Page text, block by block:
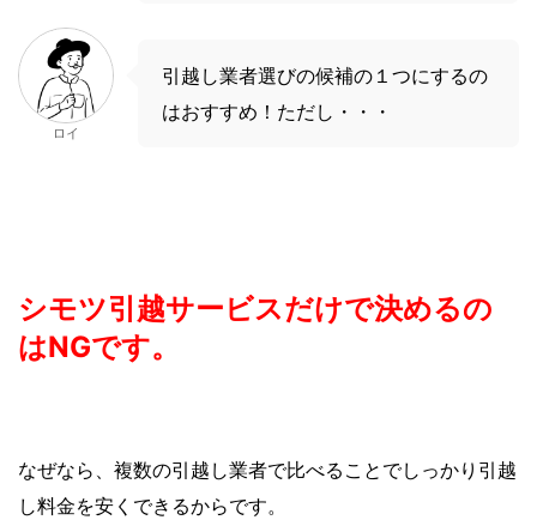
ロイ
引越し業者選びの候補の１つにするの
はおすすめ！ただし・・・
シモツ引越サービスだけで決めるの
はNGです。
なぜなら、複数の引越し業者で比べることでしっかり引越
し料金を安くできるからです。